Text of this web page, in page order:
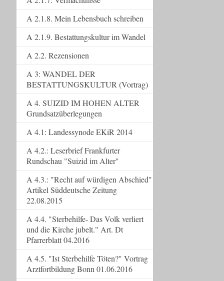
A 2.1.8. Mein Lebensbuch schreiben
A 2.1.9. Bestattungskultur im Wandel
A 2.2. Rezensionen
A 3: WANDEL DER
BESTATTUNGSKULTUR (Vortrag)
A 4. SUIZID IM HOHEN ALTER
Grundsatzüberlegungen
A 4.1: Landessynode EKiR 2014
A 4.2.: Leserbrief Frankfurter
Rundschau "Suizid im Alter"
A 4.3.: "Recht auf würdigen Abschied"
Artikel Süddeutsche Zeitung
22.08.2015
A 4.4. "Sterbehilfe- Das Volk verliert
und die Kirche jubelt." Art. Dt
Pfarrerblatt 04.2016
A 4.5. "Ist Sterbehilfe Töten?" Vortrag
Arztfortbildung Bonn 01.06.2016